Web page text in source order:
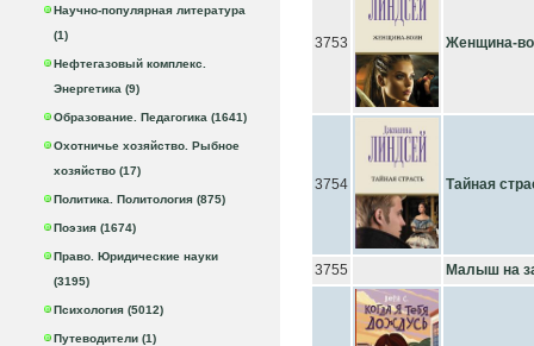
Научно-популярная литература
(1)
Нефтегазовый комплекс.
Энергетика (9)
Образование. Педагогика (1641)
Охотничье хозяйство. Рыбное
хозяйство (17)
Политика. Политология (875)
Поэзия (1674)
Право. Юридические науки
(3195)
Психология (5012)
Путеводители (1)
3753 Женщина-
3754 Тайная
3755 Малыш на